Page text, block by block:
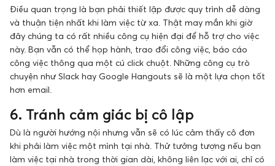
Điều quan trọng là bạn phải thiết lập được quy trình dễ dàng
và thuận tiện nhất khi làm việc từ xa. Thật may mắn khi giờ
đây chúng ta có rất nhiều công cụ hiện đại để hỗ trợ cho việc
này. Bạn vẫn có thể họp hành, trao đổi công việc, báo cáo
công việc thông qua một cú click chuột. Những công cụ trò
chuyện như Slack hay Google Hangouts sẽ là một lựa chọn tốt
hơn email.
6. Tránh cảm giác bị cô lập
Dù là người hướng nội nhưng vẫn sẽ có lúc cảm thấy cô đơn
khi phải làm việc một mình tại nhà. Thử tưởng tượng nếu bạn
làm việc tại nhà trong thời gian dài, không liên lạc với ai, chỉ có